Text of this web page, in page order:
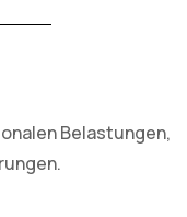
Belastungen,